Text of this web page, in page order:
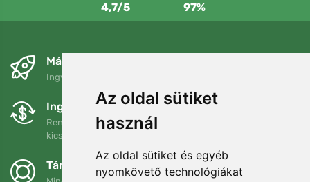
Az oldal sütiket
használ
Az oldal sütiket és egyéb
nyomkövető technológiákat
4,7/5 97%
Másnapra és ingyenesen
Ingyenes szállítás a következő összeg felett: 80 EUR
Ingyenes csere és visszaküldés
Rendelését 90 napon belül bármikor visszaküldheti vagy
kicserélheti.
Támogatjuk a Trees.org-ot